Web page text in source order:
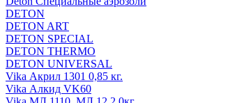
DETON
DETON ART
DETON SPECIAL
DETON THERMO
DETON UNIVERSAL
Vika Акрил 1301 0,85 кг.
Vika Алкид VK60